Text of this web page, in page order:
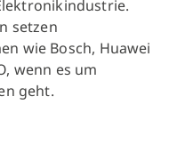
setzen
wie Bosch, Huawei
wenn es um
geht.